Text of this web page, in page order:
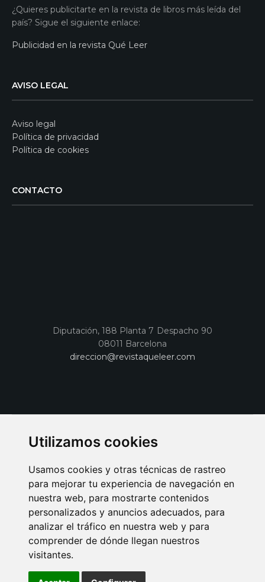
Utilizamos cookies
Usamos cookies y otras técnicas de rastreo
para mejorar tu experiencia de navegación en
nuestra web, para mostrarte contenidos
personalizados y anuncios adecuados, para
analizar el tráfico en nuestra web y para
comprender de dónde llegan nuestros
visitantes.
¿Quieres publicitarte en la revista de libros más leída del
país? Sigue el siguiente enlace:
Publicidad en la revista Qué Leer
AVISO LEGAL
Aviso legal
Política de privacidad
Política de cookies
CONTACTO
Diputación, 188 Planta 7 Despacho 90
08011 Barcelona
direccion@revistaqueleer.com
AVISO LEGAL POLITICA DE COOKIES
POLITICA DE PRIVACIDAD
PUBLICIDAD EN LA REVISTA QUÉ LEER
SORTEO-PREESTRENOS
SUSCRIPCIONES
Connecor Revistas